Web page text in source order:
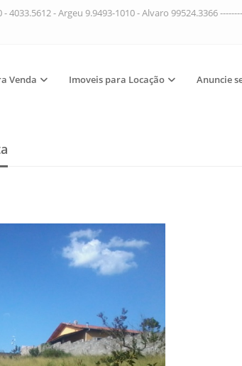
- 4033.5612 - Argeu 9.9493-1010 - Alvaro 99524.3366
Venda Imoveis para Locação Anuncie